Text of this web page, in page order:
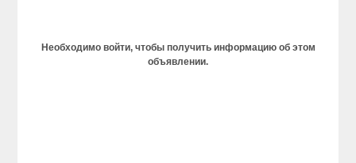
Необходимо войти, чтобы получить информацию об этом
объявлении.